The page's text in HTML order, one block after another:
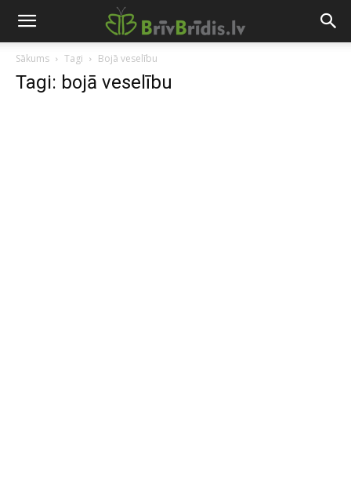
Sākums Tagi Bojā veselību
Tagi: bojā veselību